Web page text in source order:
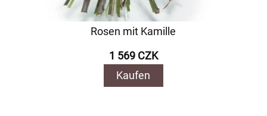
Rosen mit Kamille
1 569 CZK
Kaufen